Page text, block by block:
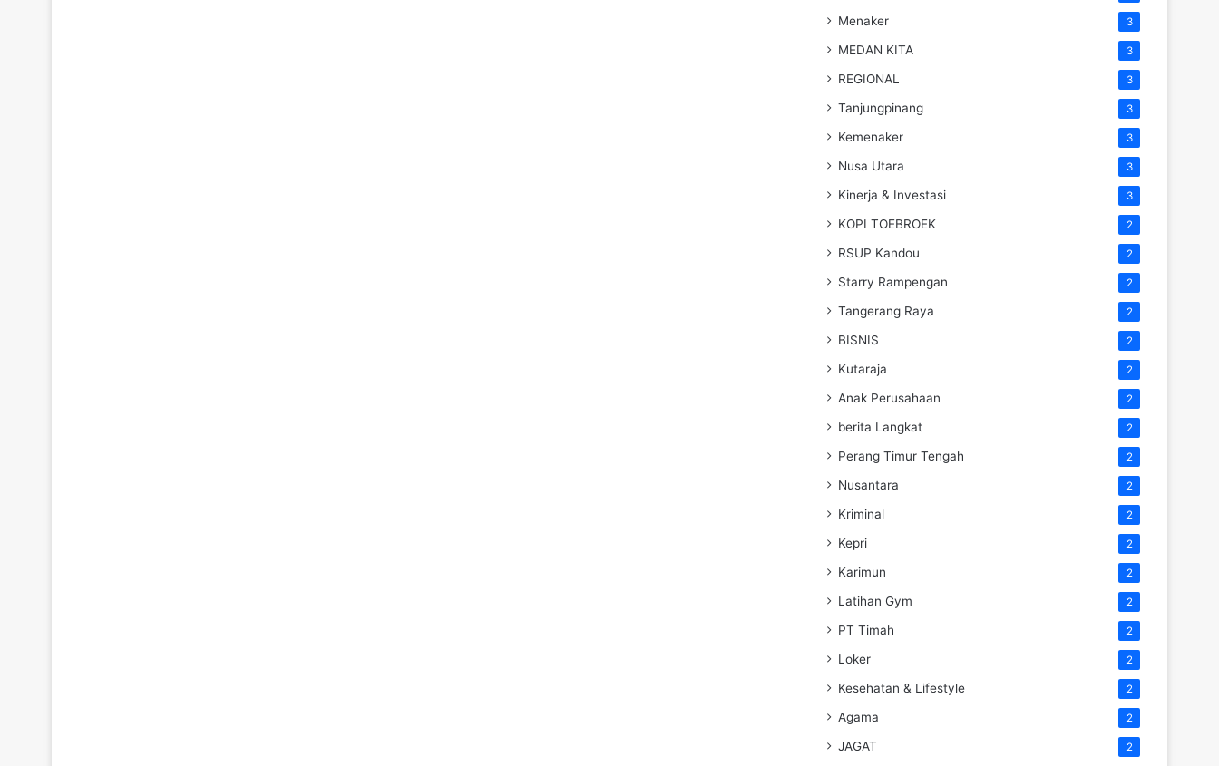
Menaker 3
MEDAN KITA 3
REGIONAL 3
Tanjungpinang 3
Kemenaker 3
Nusa Utara 3
Kinerja & Investasi 3
KOPI TOEBROEK 2
RSUP Kandou 2
Starry Rampengan 2
Tangerang Raya 2
BISNIS 2
Kutaraja 2
Anak Perusahaan 2
berita Langkat 2
Perang Timur Tengah 2
Nusantara 2
Kriminal 2
Kepri 2
Karimun 2
Latihan Gym 2
PT Timah 2
Loker 2
Kesehatan & Lifestyle 2
Agama 2
JAGAT 2